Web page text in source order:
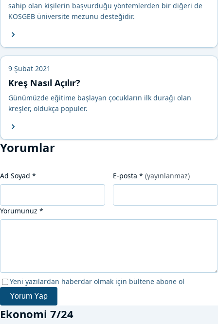
sahip olan kişilerin başvurduğu yöntemlerden bir diğeri de
KOSGEB üniversite mezunu desteğidir.
9 Şubat 2021
Kreş Nasıl Açılır?
Günümüzde eğitime başlayan çocukların ilk durağı olan
kreşler, oldukça popüler.
Yorumlar
Ad Soyad * E-posta * (yayınlanmaz)
Yorumunuz *
Yeni yazılardan haberdar olmak için bültene abone ol
Yorum Yap
Ekonomi 7/24